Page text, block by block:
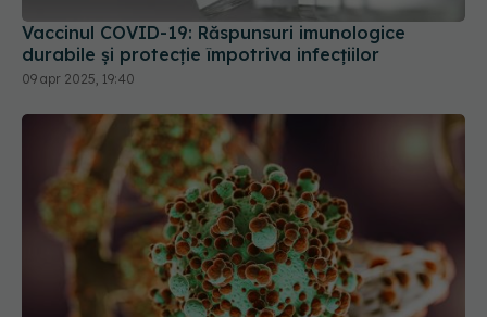
Vaccinul COVID-19: Răspunsuri imunologice
durabile și protecție împotriva infecțiilor
09 apr 2025, 19:40